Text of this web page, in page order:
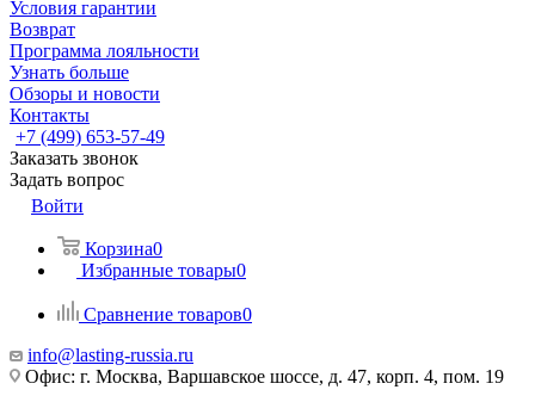
Условия гарантии
Возврат
Программа лояльности
Узнать больше
Обзоры и новости
Контакты
+7 (499) 653-57-49
Заказать звонок
Задать вопрос
Войти
Корзина0
Избранные товары0
Сравнение товаров0
info@lasting-russia.ru
Офис: г. Москва, Варшавское шоссе, д. 47, корп. 4, пом. 19